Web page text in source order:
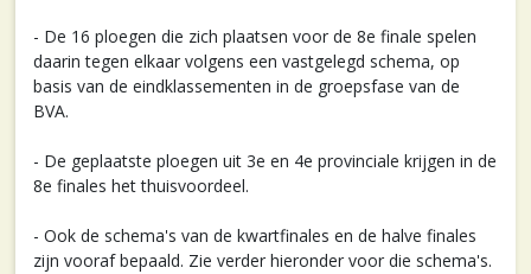
- De 16 ploegen die zich plaatsen voor de 8e finale spelen
daarin tegen elkaar volgens een vastgelegd schema, op
basis van de eindklassementen in de groepsfase van de
BVA.
- De geplaatste ploegen uit 3e en 4e provinciale krijgen in de
8e finales het thuisvoordeel.
- Ook de schema's van de kwartfinales en de halve finales
zijn vooraf bepaald. Zie verder hieronder voor die schema's.